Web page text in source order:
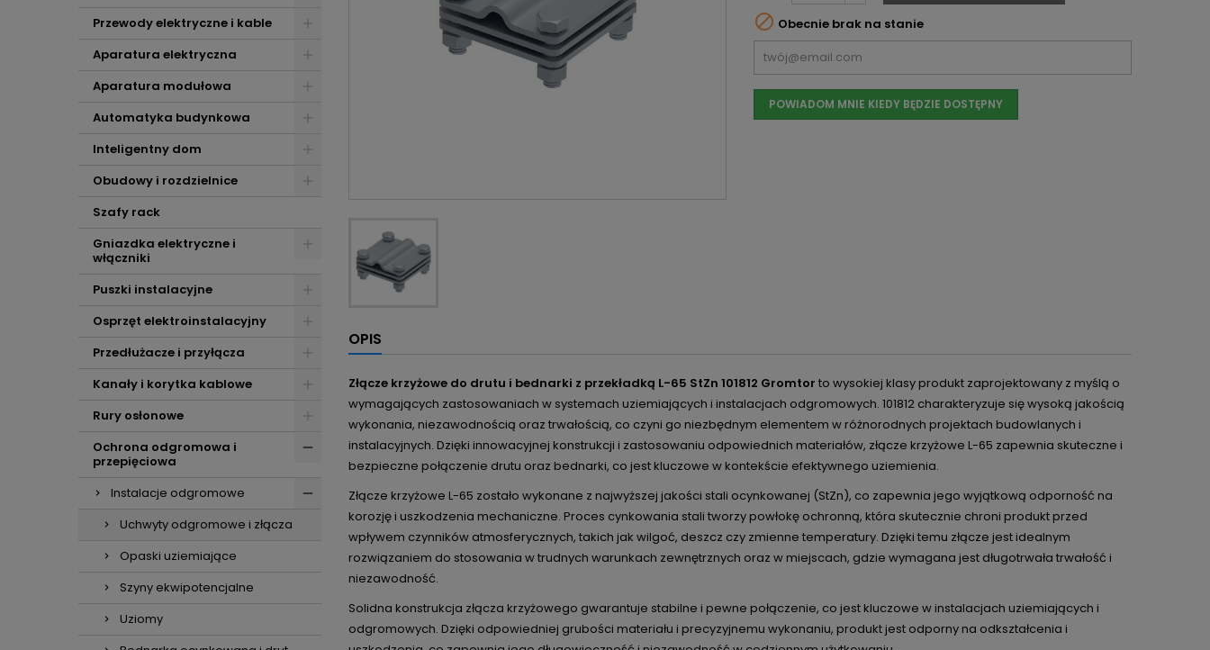
Przewody elektryczne i kable
Aparatura elektryczna
Aparatura modułowa
Automatyka budynkowa
Inteligentny dom
Obudowy i rozdzielnice
Szafy rack
Gniazdka elektryczne i
włączniki
Puszki instalacyjne
Osprzęt elektroinstalacyjny
Przedłużacze i przyłącza
Kanały i korytka kablowe
Rury osłonowe
Ochrona odgromowa i
przepięciowa
Instalacje odgromowe
Uchwyty odgromowe i złącza
Opaski uziemiające
Szyny ekwipotencjalne
Uziomy
 Obecnie brak na stanie
POWIADOM MNIE KIEDY BĘDZIE DOSTĘPNY
OPIS
Złącze krzyżowe do drutu i bednarki z przekładką L-65 StZn 101812 Gromtor to wysokiej klasy produkt zaprojektowany z myślą o
wymagających zastosowaniach w systemach uziemiających i instalacjach odgromowych. 101812 charakteryzuje się wysoką jakością
wykonania, niezawodnością oraz trwałością, co czyni go niezbędnym elementem w różnorodnych projektach budowlanych i
instalacyjnych. Dzięki innowacyjnej konstrukcji i zastosowaniu odpowiednich materiałów, złącze krzyżowe L-65 zapewnia skuteczne i
bezpieczne połączenie drutu oraz bednarki, co jest kluczowe w kontekście efektywnego uziemienia.
Złącze krzyżowe L-65 zostało wykonane z najwyższej jakości stali ocynkowanej (StZn), co zapewnia jego wyjątkową odporność na
korozję i uszkodzenia mechaniczne. Proces cynkowania stali tworzy powłokę ochronną, która skutecznie chroni produkt przed
wpływem czynników atmosferycznych, takich jak wilgoć, deszcz czy zmienne temperatury. Dzięki temu złącze jest idealnym
rozwiązaniem do stosowania w trudnych warunkach zewnętrznych oraz w miejscach, gdzie wymagana jest długotrwała trwałość i
niezawodność.
Solidna konstrukcja złącza krzyżowego gwarantuje stabilne i pewne połączenie, co jest kluczowe w instalacjach uziemiających i
odgromowych. Dzięki odpowiedniej grubości materiału i precyzyjnemu wykonaniu, produkt jest odporny na odkształcenia i